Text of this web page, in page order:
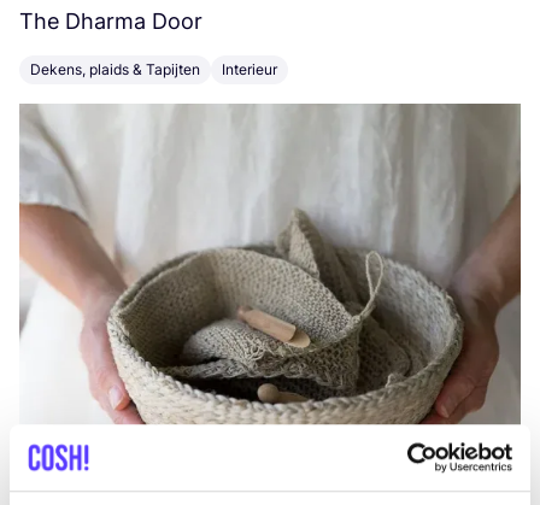
The Dharma Door
Dekens, plaids & Tapijten Interieur